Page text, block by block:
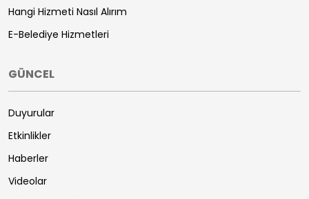
Hangi Hizmeti Nasıl Alırım
E-Belediye Hizmetleri
GÜNCEL
Duyurular
Etkinlikler
Haberler
Videolar